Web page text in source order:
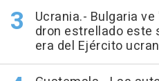
Ucrania.- Bulgaria
dron estrellado este
era del Ejército